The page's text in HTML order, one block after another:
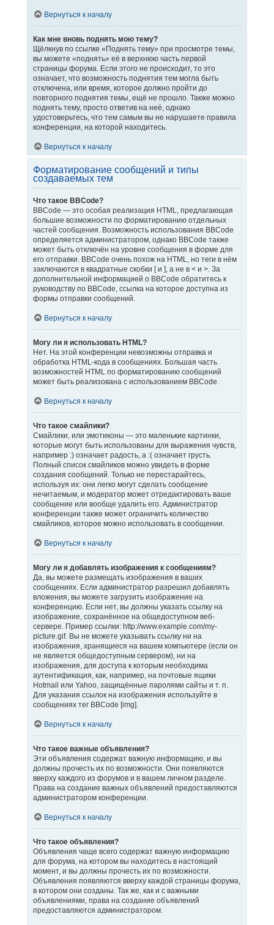
Вернуться к началу
Как мне вновь поднять мою тему?
Щёлкнув по ссылке «Поднять тему» при просмотре темы,
вы можете «поднять» её в верхнюю часть первой
страницы форума. Если этого не происходит, то это
означает, что возможность поднятия тем могла быть
отключена, или время, которое должно пройти до
повторного поднятия темы, ещё не прошло. Также можно
поднять тему, просто ответив на неё, однако
удостоверьтесь, что тем самым вы не нарушаете правила
конференции, на которой находитесь.
Вернуться к началу
Форматирование сообщений и типы
создаваемых тем
Что такое BBCode?
BBCode — это особая реализация HTML, предлагающая
большие возможности по форматированию отдельных
частей сообщения. Возможность использования BBCode
определяется администратором, однако BBCode также
может быть отключён на уровне сообщения в форме для
его отправки. BBCode очень похож на HTML, но теги в нём
заключаются в квадратные скобки [ и ], а не в < и >. За
дополнительной информацией о BBCode обратитесь к
руководству по BBCode, ссылка на которое доступна из
формы отправки сообщений.
Вернуться к началу
Могу ли я использовать HTML?
Нет. На этой конференции невозможны отправка и
обработка HTML-кода в сообщениях. Большая часть
возможностей HTML по форматированию сообщений
может быть реализована с использованием BBCode.
Вернуться к началу
Что такое смайлики?
Смайлики, или эмотиконы — это маленькие картинки,
которые могут быть использованы для выражения чувств,
например :) означает радость, а :( означает грусть.
Полный список смайликов можно увидеть в форме
создания сообщений. Только не перестарайтесь,
используя их: они легко могут сделать сообщение
нечитаемым, и модератор может отредактировать ваше
сообщение или вообще удалить его. Администратор
конференции также может ограничить количество
смайликов, которое можно использовать в сообщении.
Вернуться к началу
Могу ли я добавлять изображения к сообщениям?
Да, вы можете размещать изображения в ваших
сообщениях. Если администратор разрешил добавлять
вложения, вы можете загрузить изображение на
конференцию. Если нет, вы должны указать ссылку на
изображение, сохранённое на общедоступном веб-
сервере. Пример ссылки: http://www.example.com/my-
picture.gif. Вы не можете указывать ссылку ни на
изображения, хранящиеся на вашем компьютере (если он
не является общедоступным сервером), ни на
изображения, для доступа к которым необходима
аутентификация, как, например, на почтовые ящики
Hotmail или Yahoo, защищённые паролями сайты и т. п.
Для указания ссылок на изображения используйте в
сообщениях тег BBCode [img].
Вернуться к началу
Что такое важные объявления?
Эти объявления содержат важную информацию, и вы
должны прочесть их по возможности. Они появляются
вверху каждого из форумов и в вашем личном разделе.
Права на создание важных объявлений предоставляются
администратором конференции.
Вернуться к началу
Что такое объявления?
Объявления чаще всего содержат важную информацию
для форума, на котором вы находитесь в настоящий
момент, и вы должны прочесть их по возможности.
Объявления появляются вверху каждой страницы форума,
в котором они созданы. Так же, как и с важными
объявлениями, права на создание объявлений
предоставляются администратором.